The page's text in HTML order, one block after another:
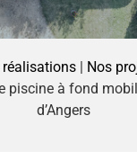
réalisations| Nos
piscine à fond
d’Angers